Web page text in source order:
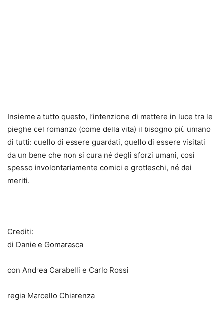
Insieme a tutto questo, l’intenzione di mettere in luce tra le
pieghe del romanzo (come della vita) il bisogno più umano
di tutti: quello di essere guardati, quello di essere visitati
da un bene che non si cura né degli sforzi umani, così
spesso involontariamente comici e grotteschi, né dei
meriti.
Crediti:
di Daniele Gomarasca
con Andrea Carabelli e Carlo Rossi
regia Marcello Chiarenza